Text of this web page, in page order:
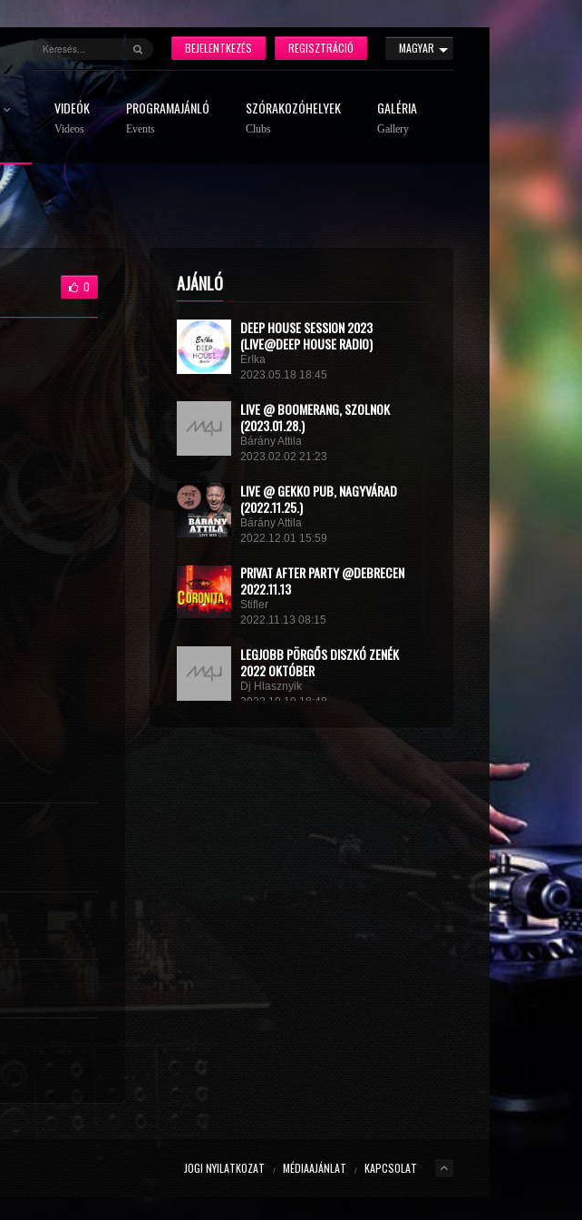
MAGYAR
REGISZTRÁCIÓ
BEJELENTKEZÉS
VIDEÓK
Videos
PROGRAMAJÁNLÓ
Events
SZÓRAKOZÓHELYEK
Clubs
GALÉRIA
Gallery
0 AJÁNLÓ
DEEP HOUSE SESSION 2023
(LIVE@DEEP HOUSE RADIO)
Er!ka
2023.05.18 18:45
LIVE @ BOOMERANG, SZOLNOK
(2023.01.28.)
Bárány Attila
2023.02.02 21:23
LIVE @ GEKKO PUB, NAGYVÁRAD
(2022.11.25.)
Bárány Attila
2022.12.01 15:59
PRIVAT AFTER PARTY @DEBRECEN
2022.11.13
Stifler
2022.11.13 08:15
LEGJOBB PÖRGŐS DISZKÓ ZENÉK
2022 OKTÓBER
Dj Hlasznyik
2022.10.19 18:48
JOGI NYILATKOZAT MÉDIAAJÁNLAT KAPCSOLAT